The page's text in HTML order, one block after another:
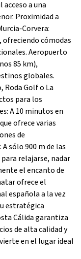
a una
Proximidad a
Corvera:
ofreciendo cómodas
Aeropuerto
85 km),
globales.
Roda Golf o La
para los
A 10 minutos en
ofrece varias
de
sólo 900 m de las
relajarse, nadar
el encanto de
ofrece el
española a la vez
estratégica
Cálida garantiza
de alta calidad y
en el lugar ideal